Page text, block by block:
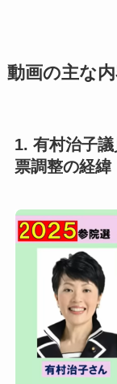
動画の主な
1. 有村治子
票調整の経緯